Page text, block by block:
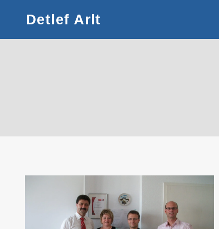
springen
Detlef Arlt